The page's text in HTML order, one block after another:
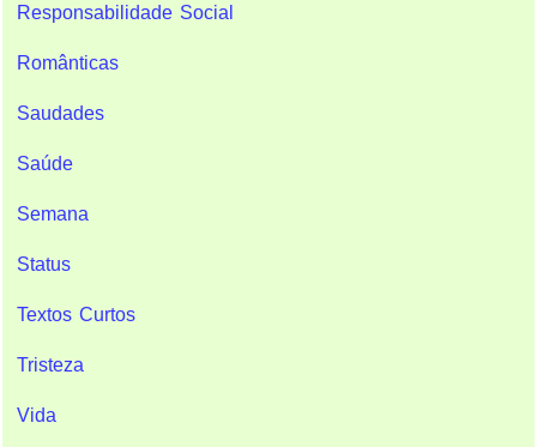
Responsabilidade Social
Românticas
Saudades
Saúde
Semana
Status
Textos Curtos
Tristeza
Vida